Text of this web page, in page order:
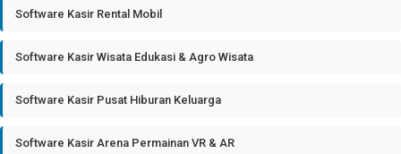
Software Kasir Rental Mobil
Software Kasir Wisata Edukasi & Agro Wisata
Software Kasir Pusat Hiburan Keluarga
Software Kasir Arena Permainan VR & AR